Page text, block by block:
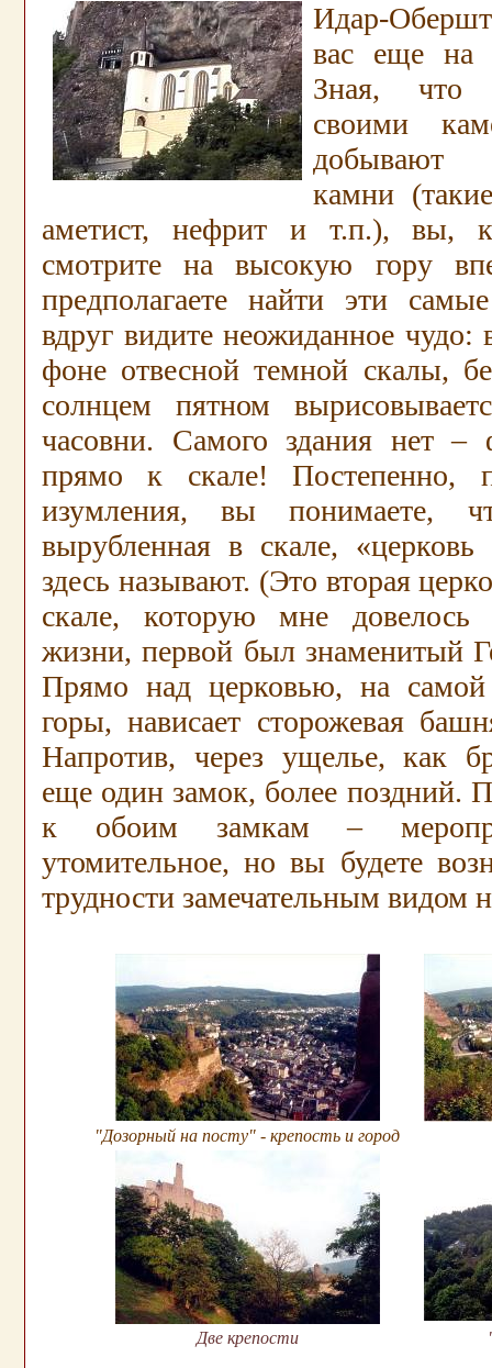
Идар-
вас еще на
Зная, что
своими
добывают
камни
аметист, нефрит и т.п.), вы,
смотрите на высокую гору
предполагаете найти эти
вдруг видите неожиданное чудо:
фоне отвесной темной скалы,
солнцем пятном
часовни. Самого здания нет –
прямо к скале! Постепенно,
изумления, вы понимаете,
вырубленная в скале,
здесь называют. (Это вторая
скале, которую мне довелось
жизни, первой был знаменитый
Прямо над церковью, на
горы, нависает сторожевая
Напротив, через ущелье, как
еще один замок, более поздний.
к обоим замкам –
утомительное, но вы будете
трудности замечательным видом
"Дозорный на посту" - крепость и город
Две крепости